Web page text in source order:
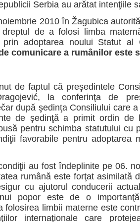
Serbia au arătat intenţiile
2010 în Žagubica
de a folosi limba
prin adoptarea noului Statut al
comunicare a rumânilor este
de faptul că preşedintele
la conferinţa de
după şedinţa Consiliului care
de şedinţă a primit ordin de
pentru schimba statutului cu
favorabile pentru adoptarea
au fost îndeplinite pe 06.
rumână este forţat asimilată
cu ajutorul conducerii
popor este de o
folosirea limbii materne este
internaţionale care